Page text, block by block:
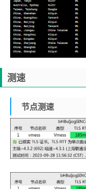
测速
节点测速